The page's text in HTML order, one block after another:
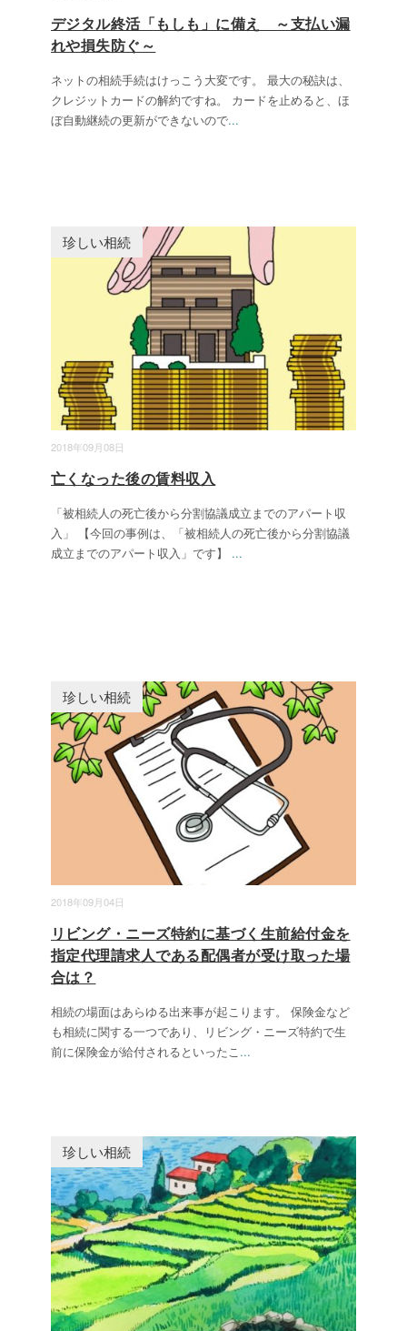
デジタル終活「もしも」に備え ～支払い漏
れや損失防ぐ～
ネットの相続手続はけっこう大変です。 最大の秘訣は、
クレジットカードの解約ですね。 カードを止めると、ほ
ぼ自動継続の更新ができないので...
2018年09月08日
珍しい相続
亡くなった後の賃料収入
「被相続人の死亡後から分割協議成立までのアパート収
入」 【今回の事例は、「被相続人の死亡後から分割協議
成立までのアパート収入」です】 ...
2018年09月04日
珍しい相続
リビング・ニーズ特約に基づく生前給付金を
指定代理請求人である配偶者が受け取った場
合は？
相続の場面はあらゆる出来事が起こります。 保険金など
も相続に関する一つであり、リビング・ニーズ特約で生
前に保険金が給付されるといったこ ...
珍しい相続